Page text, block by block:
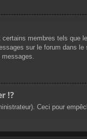
membres tels
sur le forum dans
!?
Ceci pour